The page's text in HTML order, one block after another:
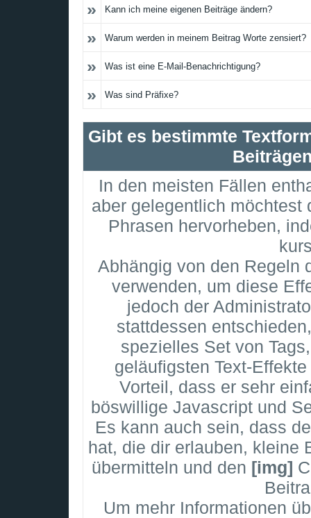
» Kann ich meine eigenen Beiträge ändern?
» Warum werden in meinem Beitrag Worte zensiert?
» Was ist eine E-Mail-Benachrichtigung?
» Was sind Präfixe?
Gibt es bestimmte
In den meisten Fällen
aber gelegentlich möchtest
Phrasen hervorheben,
Abhängig von den Regeln
verwenden, um diese
jedoch der
stattdessen
spezielles Set von
geläufigsten Text-
Vorteil, dass er sehr
böswillige Javascript und
Es kann auch sein, dass
hat, die dir erlauben, kleine
übermitteln und den [img]
Um mehr Informationen